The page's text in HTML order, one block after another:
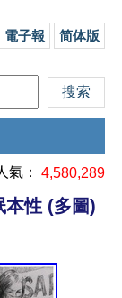
電子報 简体版
氣： 4,580,289
本性 (多圖)